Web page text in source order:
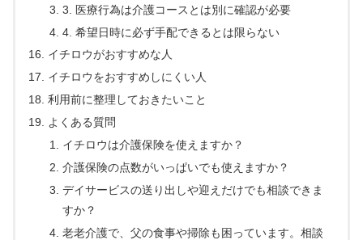
3. 医療行為は介護コースとは別に確認が必要
4. 希望日時に必ず手配できるとは限らない
イチロウがおすすめな人
イチロウをおすすめしにくい人
利用前に整理しておきたいこと
よくある質問
イチロウは介護保険を使えますか？
介護保険の点数がいっぱいでも使えますか？
デイサービスの送り出しや迎えだけでも相談できま
すか？
老老介護で、父の食事や掃除も困っています。相談